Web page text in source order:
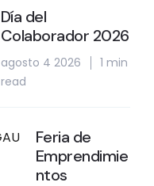
Día del
Colaborador 2026
agosto 4 2026
1 min
read
Feria de
Emprendimie
ntos